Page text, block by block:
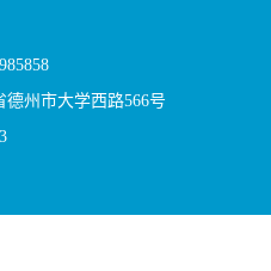
德州市大学西路566号